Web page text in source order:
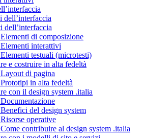
dell’interfaccia
dell’interfaccia
di composizione
interattivi
testuali (microtesti)
e costruire in alta fedeltà
di pagina
in alta fedeltà
con il design system .italia
del design system
operative
contribuire al design system .italia